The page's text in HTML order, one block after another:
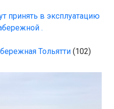
принять в эксплуатацию
.
Тольятти (102)